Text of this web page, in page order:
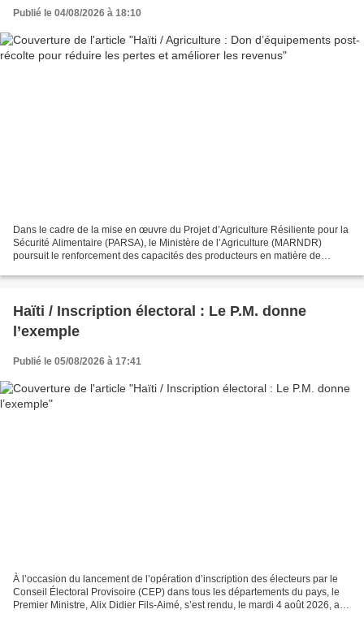
Publié le 04/08/2026 à 18:10
Dans le cadre de la mise en œuvre du Projet d’Agriculture Résiliente pour la
Sécurité Alimentaire (PARSA), le Ministère de l’Agriculture (MARNDR)
poursuit le renforcement des capacités des producteurs en matière de
Haïti / Inscription électoral : Le P.M. donne
l’exemple
Publié le 05/08/2026 à 17:41
À l’occasion du lancement de l’opération d’inscription des électeurs par le
Conseil Électoral Provisoire (CEP) dans tous les départements du pays, le
Premier Ministre, Alix Didier Fils-Aimé, s’est rendu, le mardi 4 août 2026, au